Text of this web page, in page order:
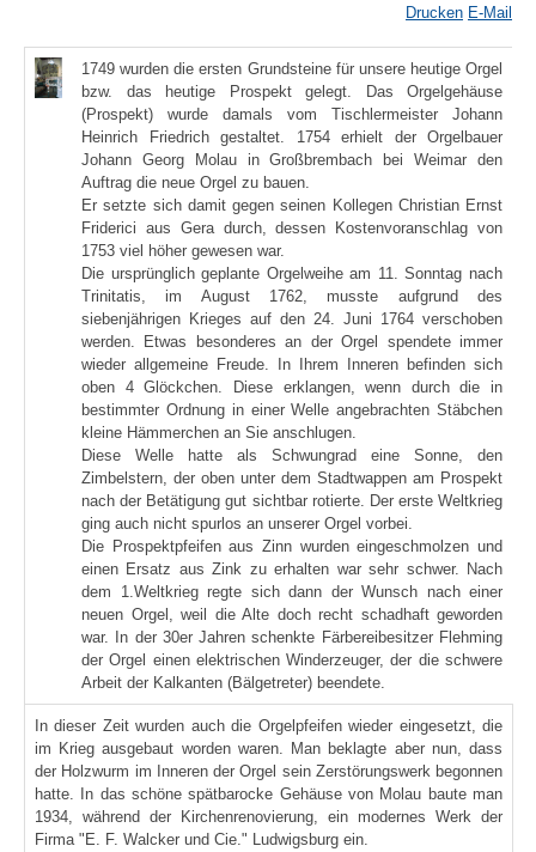
Drucken E-Mail
1749 wurden die ersten Grundsteine für unsere heutige Orgel
bzw. das heutige Prospekt gelegt. Das Orgelgehäuse
(Prospekt) wurde damals vom Tischlermeister Johann
Heinrich Friedrich gestaltet. 1754 erhielt der Orgelbauer
Johann Georg Molau in Großbrembach bei Weimar den
Auftrag die neue Orgel zu bauen.
Er setzte sich damit gegen seinen Kollegen Christian Ernst
Friderici aus Gera durch, dessen Kostenvoranschlag von
1753 viel höher gewesen war.
Die ursprünglich geplante Orgelweihe am 11. Sonntag nach
Trinitatis, im August 1762, musste aufgrund des
siebenjährigen Krieges auf den 24. Juni 1764 verschoben
werden. Etwas besonderes an der Orgel spendete immer
wieder allgemeine Freude. In Ihrem Inneren befinden sich
oben 4 Glöckchen. Diese erklangen, wenn durch die in
bestimmter Ordnung in einer Welle angebrachten Stäbchen
kleine Hämmerchen an Sie anschlugen.
Diese Welle hatte als Schwungrad eine Sonne, den
Zimbelstern, der oben unter dem Stadtwappen am Prospekt
nach der Betätigung gut sichtbar rotierte. Der erste Weltkrieg
ging auch nicht spurlos an unserer Orgel vorbei.
Die Prospektpfeifen aus Zinn wurden eingeschmolzen und
einen Ersatz aus Zink zu erhalten war sehr schwer. Nach
dem 1.Weltkrieg regte sich dann der Wunsch nach einer
neuen Orgel, weil die Alte doch recht schadhaft geworden
war. In der 30er Jahren schenkte Färbereibesitzer Flehming
der Orgel einen elektrischen Winderzeuger, der die schwere
Arbeit der Kalkanten (Bälgetreter) beendete.
In dieser Zeit wurden auch die Orgelpfeifen wieder eingesetzt, die
im Krieg ausgebaut worden waren. Man beklagte aber nun, dass
der Holzwurm im Inneren der Orgel sein Zerstörungswerk begonnen
hatte. In das schöne spätbarocke Gehäuse von Molau baute man
1934, während der Kirchenrenovierung, ein modernes Werk der
Firma "E. F. Walcker und Cie." Ludwigsburg ein.